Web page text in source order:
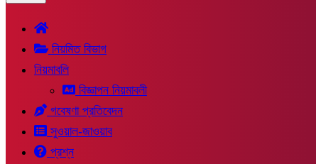
নিয়মিত বিভাগ
নিয়মাবলি
বিজ্ঞাপন নিয়মাবলী
গবেষণা প্রতিবেদন
সুওয়াল-জাওয়াব
প্রশ্ন